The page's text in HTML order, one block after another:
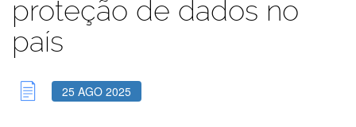
proteção de dados no
país
25 AGO 2025